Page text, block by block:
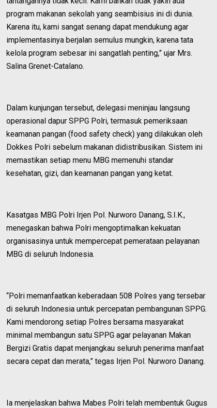
program makanan sekolah yang seambisius ini di dunia.
Karena itu, kami sangat senang dapat mendukung agar
implementasinya berjalan semulus mungkin, karena tata
kelola program sebesar ini sangatlah penting,” ujar Mrs.
Salina Grenet-Catalano.
Dalam kunjungan tersebut, delegasi meninjau langsung
operasional dapur SPPG Polri, termasuk pemeriksaan
keamanan pangan (food safety check) yang dilakukan oleh
Dokkes Polri sebelum makanan didistribusikan. Sistem ini
memastikan setiap menu MBG memenuhi standar
kesehatan, gizi, dan keamanan pangan yang ketat.
Kasatgas MBG Polri Irjen Pol. Nurworo Danang, S.I.K.,
menegaskan bahwa Polri mengoptimalkan kekuatan
organisasinya untuk mempercepat pemerataan pelayanan
MBG di seluruh Indonesia.
“Polri memanfaatkan keberadaan 508 Polres yang tersebar
di seluruh Indonesia untuk percepatan pembangunan SPPG.
Kami mendorong setiap Polres bersama masyarakat
minimal membangun satu SPPG agar pelayanan Makan
Bergizi Gratis dapat menjangkau seluruh penerima manfaat
secara cepat dan merata,” tegas Irjen Pol. Nurworo Danang.
Ia menjelaskan bahwa Mabes Polri telah membentuk Gugus